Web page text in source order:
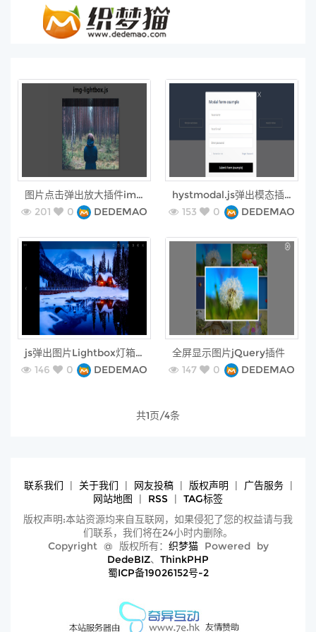
图片点击弹出放大插件img-lightbox.js
free
201 0 DEDEMAO
hystmodal.js弹出模态插件
free
153 0 DEDEMAO
js弹出图片Lightbox灯箱插件spotlight.js
free
146 0 DEDEMAO
全屏显示图片jQuery插件
free
147 0 DEDEMAO
共1页/4条
联系我们 | 关于我们 | 网友投稿| 版权声明 | 广告服务|
网站地图 | RSS | TAG标签
版权声明:本站资源均来自互联网，如果侵犯了您的权益请与我
们联系，我们将在24小时内删除。
Copyright @ 版权所有： 织梦猫Powered by
DedeBIZ、 ThinkPHP
蜀ICP备19026152号-2